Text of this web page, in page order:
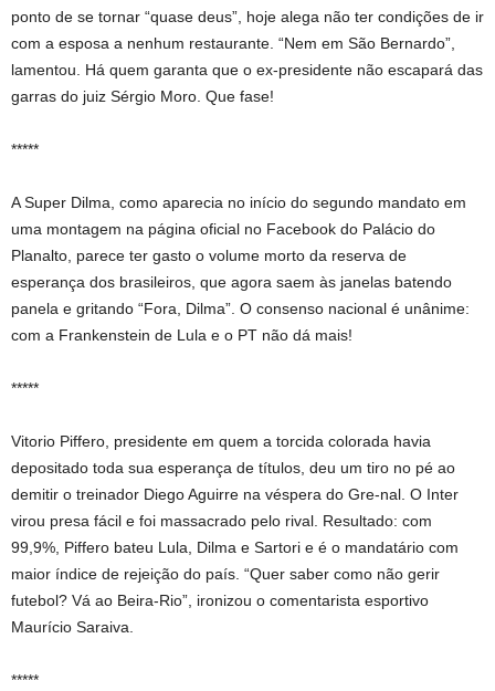
ponto de se tornar “quase deus”, hoje alega não ter condições de ir
com a esposa a nenhum restaurante. “Nem em São Bernardo”,
lamentou. Há quem garanta que o ex-presidente não escapará das
garras do juiz Sérgio Moro. Que fase!
*****
A Super Dilma, como aparecia no início do segundo mandato em
uma montagem na página oficial no Facebook do Palácio do
Planalto, parece ter gasto o volume morto da reserva de
esperança dos brasileiros, que agora saem às janelas batendo
panela e gritando “Fora, Dilma”. O consenso nacional é unânime:
com a Frankenstein de Lula e o PT não dá mais!
*****
Vitorio Piffero, presidente em quem a torcida colorada havia
depositado toda sua esperança de títulos, deu um tiro no pé ao
demitir o treinador Diego Aguirre na véspera do Gre-nal. O Inter
virou presa fácil e foi massacrado pelo rival. Resultado: com
99,9%, Piffero bateu Lula, Dilma e Sartori e é o mandatário com
maior índice de rejeição do país. “Quer saber como não gerir
futebol? Vá ao Beira-Rio”, ironizou o comentarista esportivo
Maurício Saraiva.
*****